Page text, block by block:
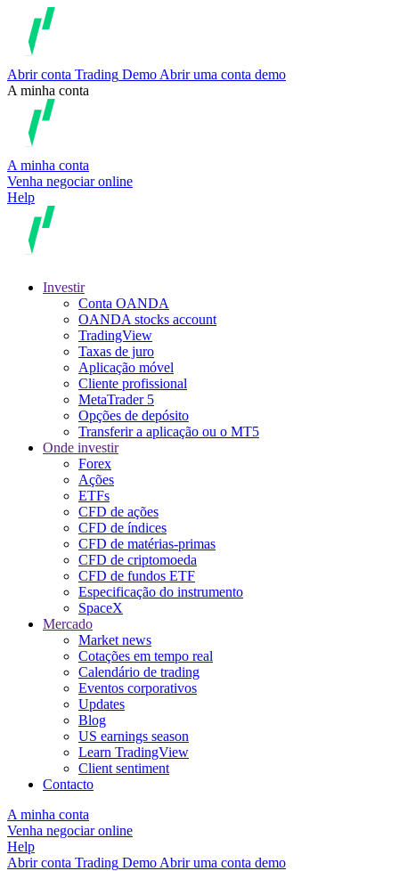
Abrir conta Trading Demo Abrir uma conta demo
A minha conta
A minha conta
Venha negociar online
Help
Investir
Conta OANDA
OANDA stocks account
TradingView
Taxas de juro
Aplicação móvel
Cliente profissional
MetaTrader 5
Opções de depósito
Transferir a aplicação ou o MT5
Onde investir
Forex
Ações
ETFs
CFD de ações
CFD de índices
CFD de matérias-primas
CFD de criptomoeda
CFD de fundos ETF
Especificação do instrumento
SpaceX
Mercado
Market news
Cotações em tempo real
Calendário de trading
Eventos corporativos
Updates
Blog
US earnings season
Learn TradingView
Client sentiment
Contacto
A minha conta
Venha negociar online
Help
Abrir conta Trading Demo Abrir uma conta demo